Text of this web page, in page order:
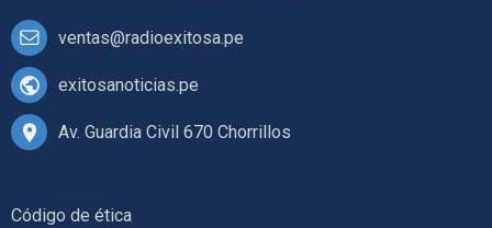
ventas@radioexitosa.pe
exitosanoticias.pe
Av. Guardia Civil 670 Chorrillos
Código de ética